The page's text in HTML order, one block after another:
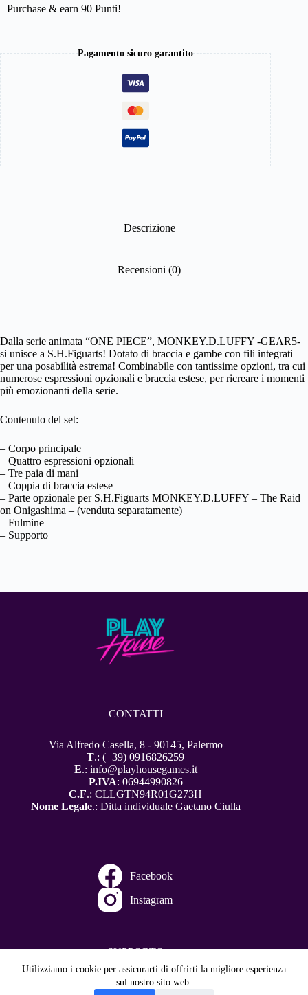
Utilizziamo i cookie per assicurarti di offrirti la migliore esperienza
sul nostro sito web.
One
Figuarts
Action
Figure
Monkey
D.
Luffy
15
cm
quantità
Purchase & earn 90 Punti!
Pagamento sicuro garantito
Descrizione
Recensioni (0)
Dalla serie animata “ONE PIECE”, MONKEY.D.LUFFY -GEAR5-
si unisce a S.H.Figuarts! Dotato di braccia e gambe con fili integrati
per una posabilità estrema! Combinabile con tantissime opzioni, tra cui
numerose espressioni opzionali e braccia estese, per ricreare i momenti
più emozionanti della serie.
Contenuto del set:
– Corpo principale
– Quattro espressioni opzionali
– Tre paia di mani
– Coppia di braccia estese
– Parte opzionale per S.H.Figuarts MONKEY.D.LUFFY – The Raid
on Onigashima – (venduta separatamente)
– Fulmine
– Supporto
CONTATTI
Via Alfredo Casella, 8 - 90145, Palermo
T.: (+39) 0916826259
E.: info@playhousegames.it
P.IVA: 06944990826
C.F.: CLLGTN94R01G273H
Nome Legale.: Ditta individuale Gaetano Ciulla
Facebook
Instagram
SUPPORTO
Condizioni Generali di Vendita e Reso
Spedizioni